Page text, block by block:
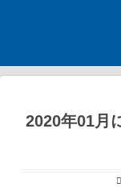
2020年01月